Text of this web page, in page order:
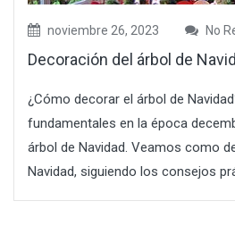
noviembre 26, 2023 No
Decoración del árbol de
¿Cómo decorar el árbol de
fundamentales en la época
árbol de Navidad. Veamos como
Navidad, siguiendo los consejos